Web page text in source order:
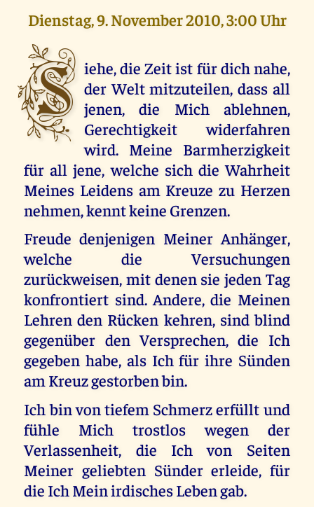
Dienstag, 9. November 2010, 3:00 Uhr
S iehe, die Zeit ist für dich nahe,
der Welt mitzuteilen, dass all
jenen, die Mich ablehnen,
Gerechtigkeit widerfahren
wird. Meine Barmherzigkeit
für all jene, welche sich die Wahrheit
Meines Leidens am Kreuze zu Herzen
nehmen, kennt keine Grenzen.
Freude denjenigen Meiner Anhänger,
welche die Versuchungen
zurückweisen, mit denen sie jeden Tag
konfrontiert sind. Andere, die Meinen
Lehren den Rücken kehren, sind blind
gegenüber den Versprechen, die Ich
gegeben habe, als Ich für ihre Sünden
am Kreuz gestorben bin.
Ich bin von tiefem Schmerz erfüllt und
fühle Mich trostlos wegen der
Verlassenheit, die Ich von Seiten
Meiner geliebten Sünder erleide, für
die Ich Mein irdisches Leben gab.